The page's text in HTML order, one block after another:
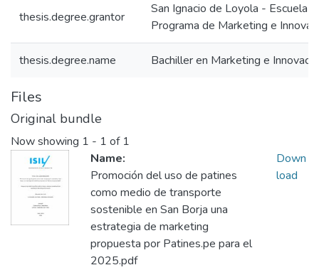
thesis.degree.grantor
San Ignacio de Loyola - Escuela
Programa de Marketing e
thesis.degree.name Bachiller en Marketing e
Files
Original bundle
Now showing 1 - 1 of 1
Name:
Promoción del uso de patines
como medio de transporte
sostenible en San Borja una
estrategia de marketing
propuesta por Patines.pe para el
2025.pdf
Down
load